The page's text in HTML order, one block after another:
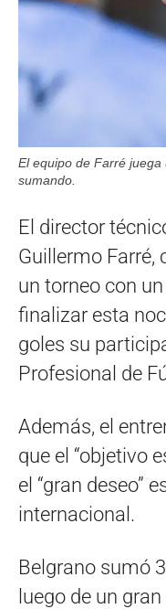
El equipo de Farré
sumando.
El director
Guillermo Farré,
un torneo con
finalizar esta
goles su
Profesional de
Además, el
que el “objetivo
el “gran deseo”
internacional.
Belgrano sumó
luego de un